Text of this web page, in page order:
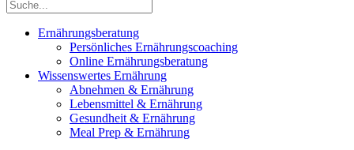
Ernährungsberatung
Persönliches Ernährungscoaching
Online Ernährungsberatung
Wissenswertes Ernährung
Abnehmen & Ernährung
Lebensmittel & Ernährung
Gesundheit & Ernährung
Meal Prep & Ernährung